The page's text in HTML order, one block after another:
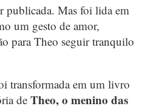
publicada. Mas foi lida em
um gesto de amor,
para Theo seguir tranquilo
transformada em um livro
de Theo, o menino das